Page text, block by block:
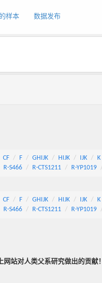
样本 数据发布
CF F GHIJK HIJK IJK K
R-S466 R-CTS1211 R-YP1019
CF F GHIJK HIJK IJK K
R-S466 R-CTS1211 R-YP1019
网站对人类父系研究做出的贡献！